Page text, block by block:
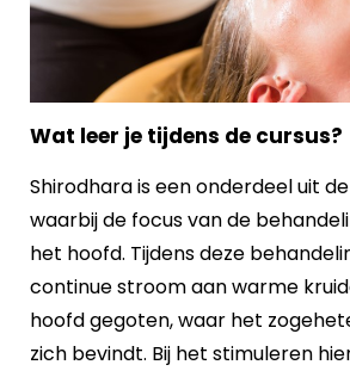
Wat leer je tijdens de cursus?
Shirodhara is een onderdeel uit
waarbij de focus van de
het hoofd. Tijdens deze
continue stroom aan warme
hoofd gegoten, waar het
zich bevindt. Bij het stimuleren